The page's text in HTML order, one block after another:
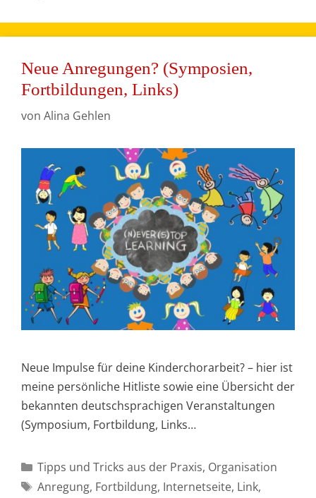
Neue Anregungen? (Symposien,
Fortbildungen, Links)
von Alina Gehlen
Neue Impulse für deine Kinderchorarbeit? – hier ist
meine persönliche Hitliste sowie eine Übersicht der
bekannten deutschsprachigen Veranstaltungen
(Symposium, Fortbildung, Links…
Kategorien
Tipps und Tricks aus der Praxis, Organisation
Schlagwörter
Anregung, Fortbildung, Internetseite, Link,